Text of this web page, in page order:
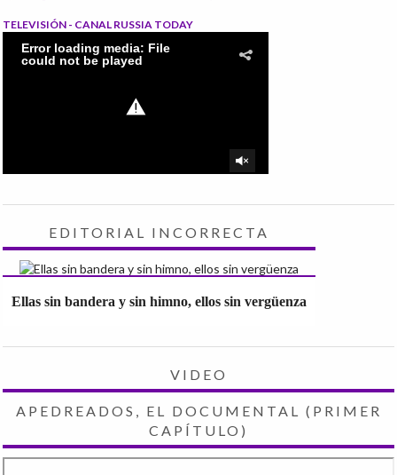
TELEVISIÓN - CANAL RUSSIA TODAY
EDITORIAL INCORRECTA
Ellas sin bandera y sin himno, ellos sin vergüenza
VIDEO
APEDREADOS, EL DOCUMENTAL (PRIMER
CAPÍTULO)